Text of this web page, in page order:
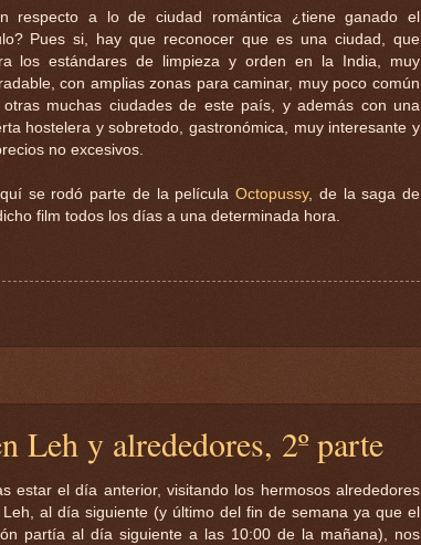
respecto a lo de ciudad romántica ¿tiene ganado el
Pues si, hay que reconocer que es una ciudad, que
los estándares de limpieza y orden en la India, muy
con amplias zonas para caminar, muy poco común
otras muchas ciudades de este país, y además con una
hostelera y sobretodo, gastronómica, muy interesante y
no excesivos.
se rodó parte de la película Octopussy, de la saga de
film todos los días a una determinada hora.
Leh y alrededores, 2º parte
estar el día anterior, visitando los hermosos alrededores
Leh, al día siguiente (y último del fin de semana ya que el
partía al día siguiente a las 10:00 de la mañana), nos